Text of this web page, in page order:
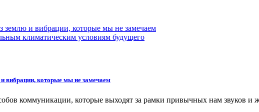
и вибрации, которые мы не замечаем
климатическим условиям будущего
вибрации, которые мы не замечаем
коммуникации, которые выходят за рамки привычных нам звуков и